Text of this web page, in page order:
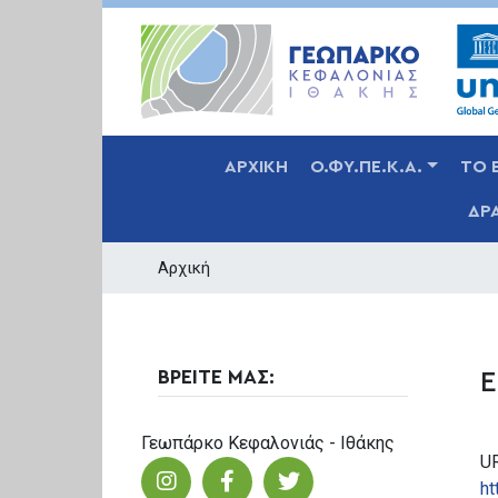
ΑΡΧΙΚΗ Ο.ΦΥ.ΠΕ.Κ.Α. ΤΟ
Αρχική
ΒΡΕΙΤΕ ΜΑΣ:
Γεωπάρκο Κεφαλονιάς - Ιθάκης